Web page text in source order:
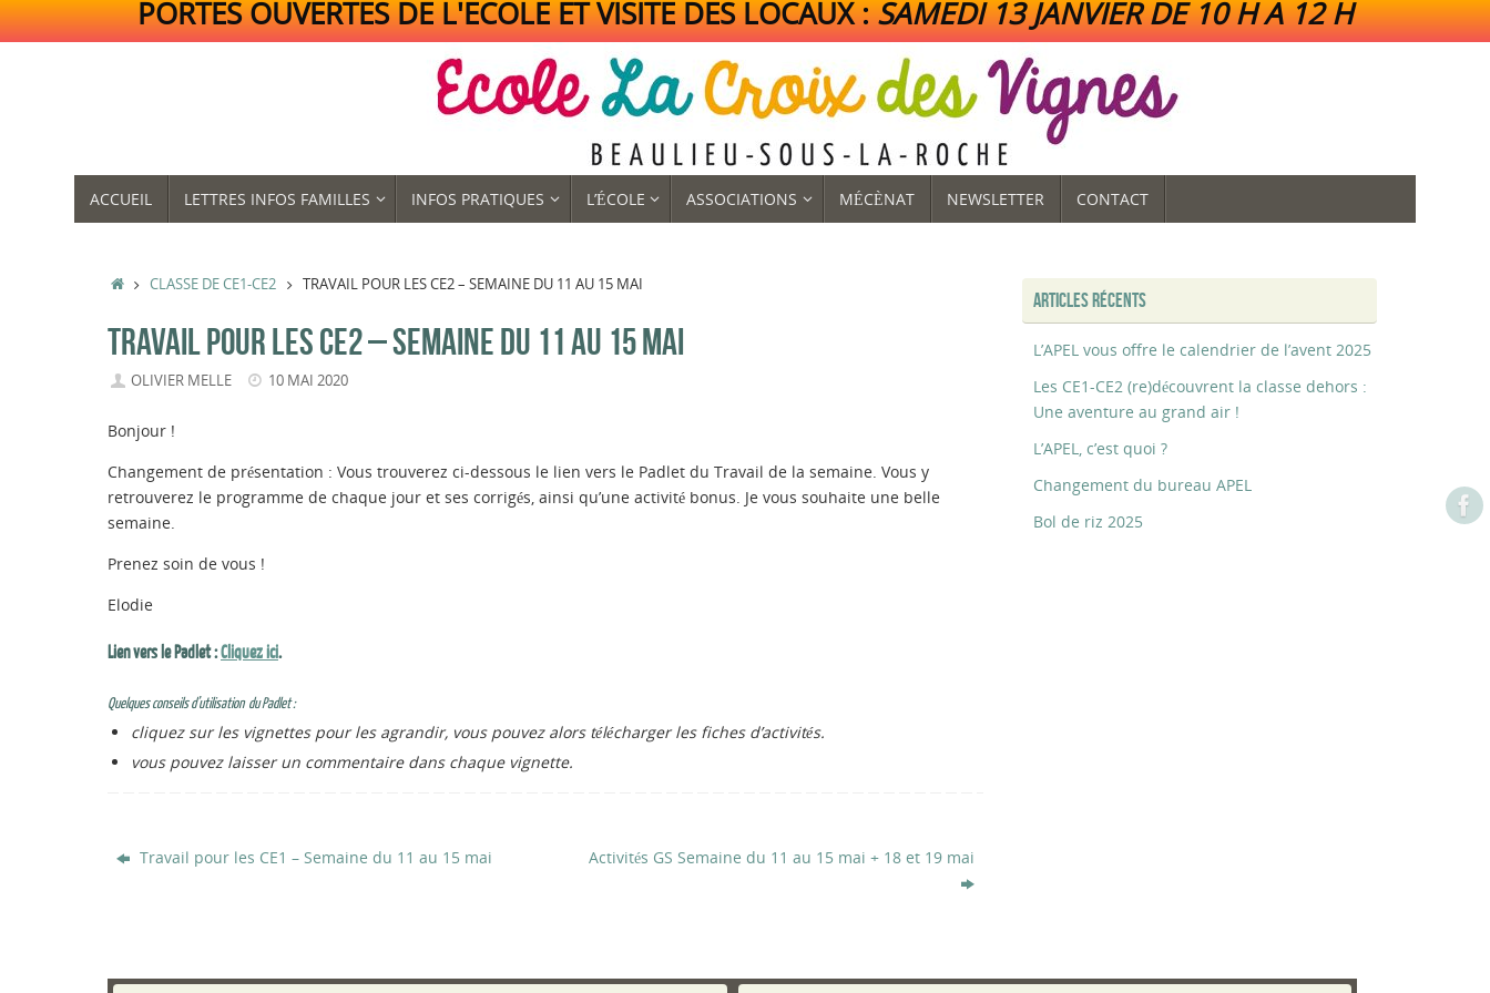
PORTES OUVERTES DE L'ECOLE ET VISITE DES LOCAUX :SAMEDI 13 JANVIER DE 10 H A 12 H
AUACCUEIL LETTRES INFOS FAMILLES INFOS PRATIQUES L’ÉCOLE ASSOCIATIONS MÉCÈNAT NEWSLETTER CONTACT
ACCUEIL
CLASSE DE CE1-CE2 TRAVAIL POUR LES CE2 – SEMAINE DU 11 AU 15 MAI
TRAVAIL POUR LES CE2 – SEMAINE DU 11 AU 15 MAI
OLIVIER MELLE 10 MAI 2020
Bonjour !
Changement de présentation : Vous trouverez ci-dessous le lien vers le Padlet du Travail de la semaine. Vous y
retrouverez le programme de chaque jour et ses corrigés, ainsi qu’une activité bonus. Je vous souhaite une belle
semaine.
Prenez soin de vous !
Elodie
Lien vers le Padlet :Cliquez ici.
Quelques conseils d’utilisation du Padlet :
cliquez sur les vignettes pour les agrandir, vous pouvez alors télécharger les fiches d’activités.
vous pouvez laisser un commentaire dans chaque vignette.
Travail pour les CE1 – Semaine du 11 au 15 mai Activités GS Semaine du 11 au 15 mai + 18 et 19 mai
ARTICLES RÉCENTS
L’APEL vous offre le calendrier de l’avent 2025
Les CE1-CE2 (re)découvrent la classe dehors :
Une aventure au grand air !
L’APEL, c’est quoi ?
Changement du bureau APEL
Bol de riz 2025